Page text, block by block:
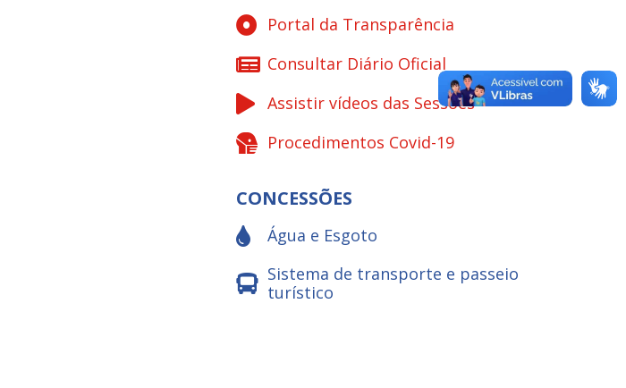
Portal da Transparência
Consultar Diário Oficial
Assistir vídeos das Sessões
Procedimentos Covid-19
CONCESSÕES
Água e Esgoto
Sistema de transporte e passeio
turístico